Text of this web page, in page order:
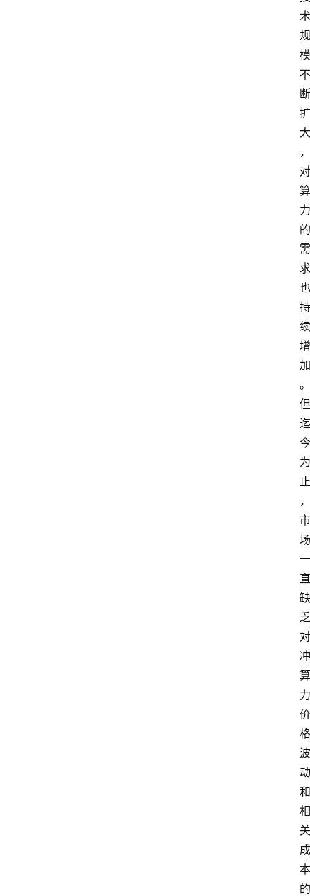
术
规
模
不
断
扩
大
，
对
算
力
的
需
求
也
持
续
增
加
。
但
迄
今
为
止
，
市
场
一
直
缺
乏
对
冲
算
力
价
格
波
动
和
相
关
成
本
的